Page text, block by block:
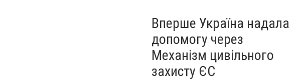
Вперше Україна надала
допомогу через
Механізм цивільного
захисту ЄС